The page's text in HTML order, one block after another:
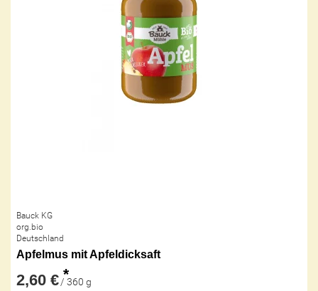
Bauck KG
org.bio
Deutschland
Apfelmus mit Apfeldicksaft
2,60 € *
/ 360 g